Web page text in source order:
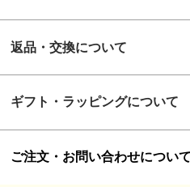
返品・交換について
ギフト・ラッピングについて
ご注文・お問い合わせについて